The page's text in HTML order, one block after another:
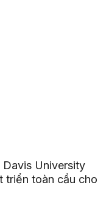
University
triển toàn cầu cho